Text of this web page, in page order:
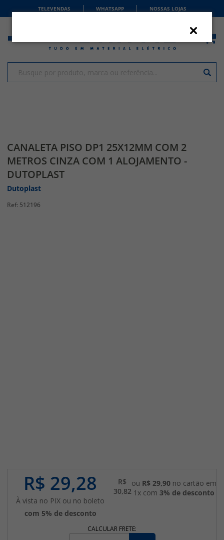
TELEVENDAS WHATSAPP NOSSAS LOJAS
CANALETA PISO DP1 25X12MM COM 2
METROS CINZA COM 1 ALOJAMENTO -
DUTOPLAST
Dutoplast
512196
R$ 29,28
À vista no PIX ou no boleto
com 5% de desconto
R$
30,82
ou R$ 29,90no cartão em
1x com 3% de desconto
CALCULAR FRETE: